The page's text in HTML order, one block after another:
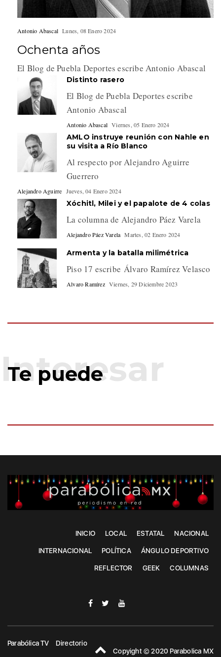
Antonio Abascal Lunes, 08 Enero 2024
Ochenta años
El Blog de Puebla Deportes escribe Antonio Abascal
Distinto rasero
El Blog de Puebla Deportes escribe
Antonio Abascal
Antonio Abascal Viernes, 05 Enero 2024
AMLO instruye reunión con Nahle en
su visita a Río Blanco
Al respecto por Alejandro Aguirre
Guerrero
Alejandro Aguirre Jueves, 04 Enero 2024
Xóchitl, Milei y el papalote de 4 colas
La columna de Alejandro Páez Varela
Alejandro Páez Varela Martes, 02 Enero 2024
Armenta y la batalla milimétrica
Piso 17 escribe Álvaro Ramírez Velasco
Alvaro Ramírez Viernes, 29 Diciembre 2023
Te puede
INICIO LOCAL ESTATAL NACIONAL
INTERNACIONAL POLÍTICA ÁNGULO DEPORTIVO
REFLECTOR GEEK COLUMNAS
Parabólica TV
Directorio
Copyight © 2020 Parabolica MX